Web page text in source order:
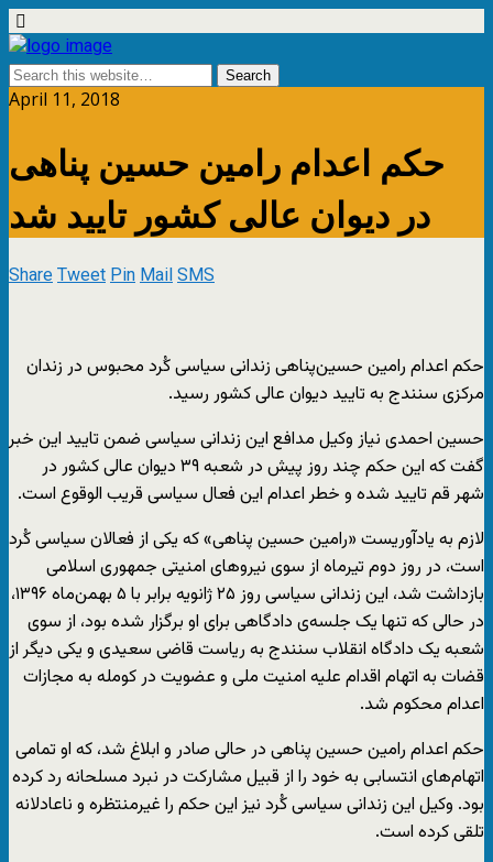
April 11, 2018
حکم اعدام رامین حسین پناهی
در دیوان عالی کشور تایید شد
ShareTweetPinMailSMS
حکم اعدام رامین حسین‌پناهی زندانی سیاسی کُرد محبوس در زندان
مرکزی سنندج به تایید دیوان عالی کشور رسید.
حسین احمدی نیاز وکیل مدافع این زندانی سیاسی ضمن تایید این خبر
گفت که این حکم چند روز پیش در شعبه ۳۹ دیوان عالی کشور در
شهر قم تایید شده و خطر اعدام این فعال سیاسی قریب الوقوع است.
لازم به یادآوریست «رامین حسین پناهی» که یکی از فعالان سیاسی کُرد
است، در روز دوم تیرماه از سوی نیروهای امنیتی جمهوری اسلامی
بازداشت شد، این زندانی سیاسی روز ۲۵ ژانویه برابر با ۵ بهمن‌ماه ۱۳۹۶،
در حالی که تنها یک جلسه‌ی دادگاهی برای او برگزار شده بود، از سوی
شعبه یک دادگاه انقلاب سنندج به ریاست قاضی سعیدی و یکی دیگر از
قضات به اتهام اقدام علیه امنیت ملی و عضویت در کومله به مجازات
اعدام محکوم شد.
حکم اعدام رامین حسین پناهی در حالی صادر و ابلاغ شد، که او تمامی
اتهام‌های انتسابی به خود را از قبیل مشارکت در نبرد مسلحانه رد کرده
بود. وکیل این زندانی سیاسی کُرد نیز این حکم را غیرمنتظره و ناعادلانه
تلقی کرده است.